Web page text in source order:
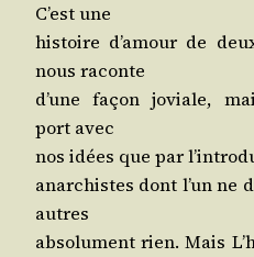
C’est une
his­toire d’amour de
nous raconte
d’une façon joviale,
port avec
nos idées que par
anar­chistes dont l’un ne
autres
abso­lu­ment rien. Mais